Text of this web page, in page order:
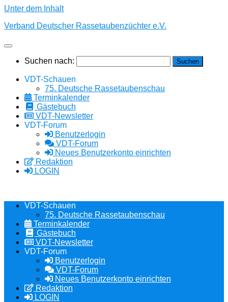
Unter dem Inhalt
Verband Deutscher Rassetaubenzüchter e.V.
Suchen nach:
VDT-Schauen
75. Deutsche Rassetaubenschau
Terminkalender
Gästebuch
VDT-Newsletter
VDT-Forum
Benutzerlogin
VDT-Forum
Neues Benutzerkonto einrichten
Redaktion
LOGIN
VDT-Schauen
75. Deutsche Rassetaubenschau
Terminkalender
Gästebuch
VDT-Newsletter
VDT-Forum
Benutzerlogin
VDT-Forum
Neues Benutzerkonto einrichten
Redaktion
LOGIN